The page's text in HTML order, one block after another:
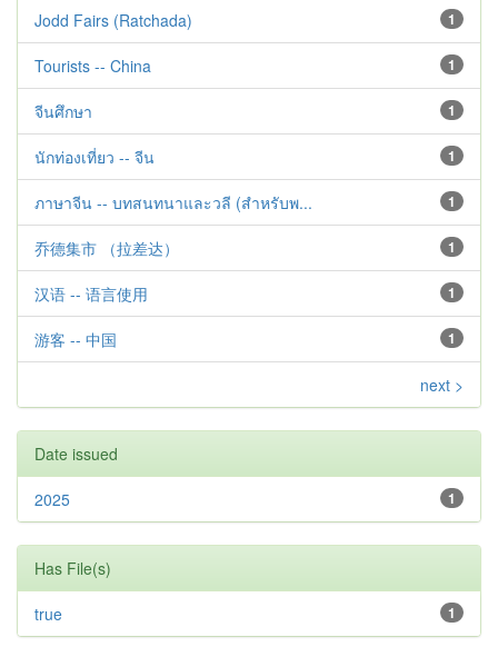
1
Jodd Fairs (Ratchada)
1
Tourists -- China
1
จีนศึกษา
1
นักท่องเที่ยว -- จีน
1
ภาษาจีน -- บทสนทนาและวลี (สำหรับพ...
1
乔德集市 （拉差达）
1
汉语 -- 语言使用
1
游客 -- 中国
next >
Date issued
1
2025
Has File(s)
1
true